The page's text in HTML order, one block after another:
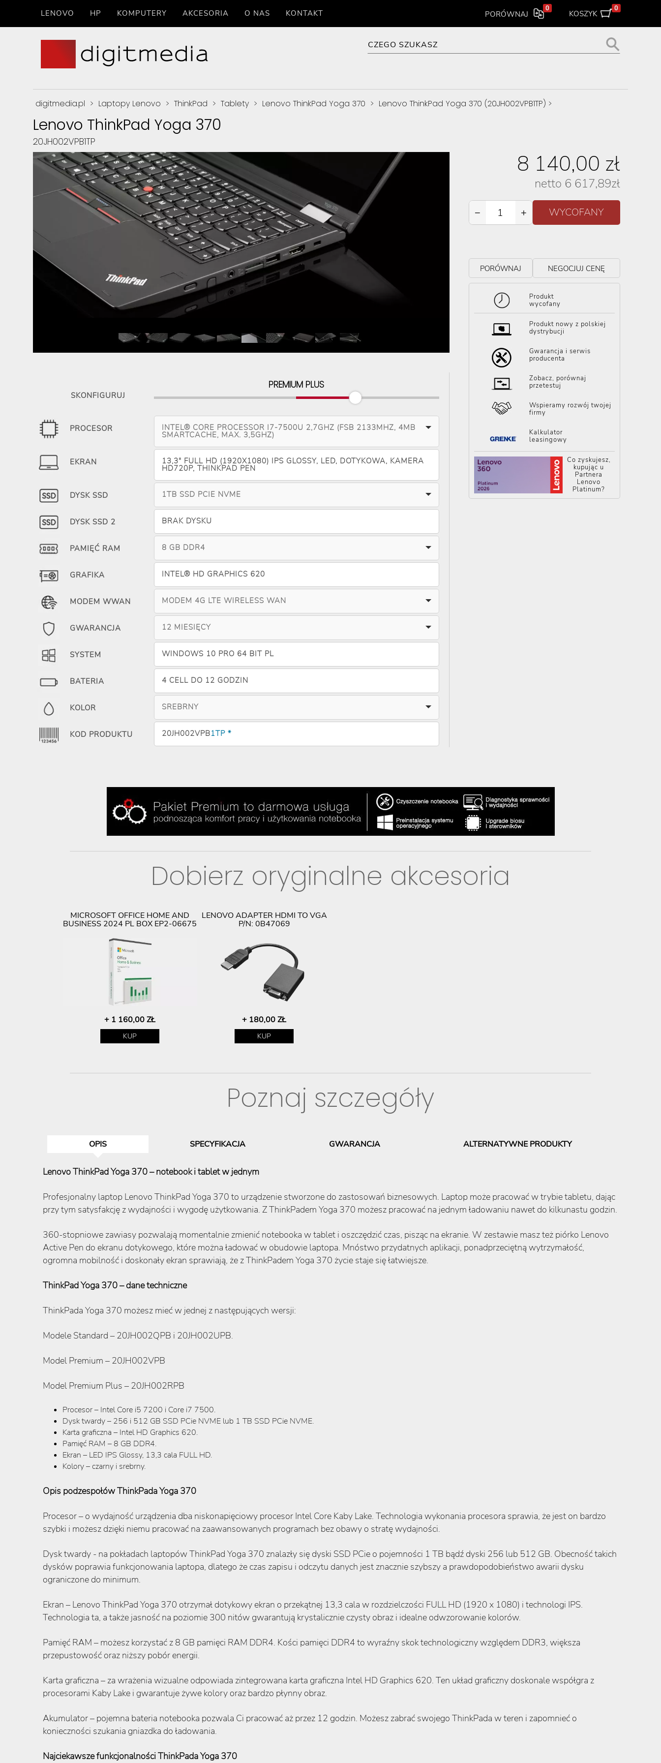
LENOVO HP KOMPUTERY AKCESORIA O NAS KONTAKT PORÓWNAJ
0
KOSZYK
0
digitmedia.pl > Laptopy Lenovo > ThinkPad > Tablety > Lenovo ThinkPad Yoga 370 > Lenovo ThinkPad Yoga 370 (20JH002VPB1TP) >
Lenovo ThinkPad Yoga 370
20JH002VPB1TP
8 140,00 zł
netto 6 617,89zł
− +
PORÓWNAJ NEGOCJUJ CENĘ
Produkt
wycofany
Produkt nowy z polskiej
dystrybucji
Gwarancja i serwis
producenta
Zobacz, porównaj
przetestuj
Wspieramy rozwój twojej
firmy
Kalkulator
leasingowy
Co zyskujesz,
kupując u
Partnera
Lenovo
Platinum?
SKONFIGURUJ
PREMIUM PLUS
PROCESOR INTEL® CORE PROCESSOR I7-7500U 2,7GHZ (FSB 2133MHZ, 4MB
SMARTCACHE, MAX. 3,5GHZ)
EKRAN 13,3" FULL HD (1920X1080) IPS GLOSSY, LED, DOTYKOWA, KAMERA
HD720P, THINKPAD PEN
DYSK SSD 1TB SSD PCIE NVME
DYSK SSD 2 BRAK DYSKU
PAMIĘĆ RAM 8 GB DDR4
GRAFIKA INTEL® HD GRAPHICS 620
MODEM WWAN MODEM 4G LTE WIRELESS WAN
GWARANCJA 12 MIESIĘCY
SYSTEM WINDOWS 10 PRO 64 BIT PL
BATERIA 4 CELL DO 12 GODZIN
KOLOR SREBRNY
KOD PRODUKTU 20JH002VPB1TP *
Dobierz oryginalne akcesoria
MICROSOFT OFFICE HOME AND
BUSINESS 2024 PL BOX EP2-06675
+ 1 160,00 ZŁ
KUP
LENOVO ADAPTER HDMI TO VGA
P/N: 0B47069
+ 180,00 ZŁ
KUP
Poznaj szczegóły
OPIS SPECYFIKACJA GWARANCJA ALTERNATYWNE PRODUKTY
Lenovo ThinkPad Yoga 370 – notebook i tablet w jednym
Profesjonalny laptop Lenovo ThinkPad Yoga 370 to urządzenie stworzone do zastosowań biznesowych. Laptop może pracować w trybie tabletu, dając
przy tym satysfakcję z wydajności i wygodę użytkowania. Z ThinkPadem Yoga 370 możesz pracować na jednym ładowaniu nawet do kilkunastu godzin.
360-stopniowe zawiasy pozwalają momentalnie zmienić notebooka w tablet i oszczędzić czas, pisząc na ekranie. W zestawie masz też piórko Lenovo
Active Pen do ekranu dotykowego, które można ładować w obudowie laptopa. Mnóstwo przydatnych aplikacji, ponadprzeciętną wytrzymałość,
ogromna mobilność i doskonały ekran sprawiają, że z ThinkPadem Yoga 370 życie staje się łatwiejsze.
ThinkPad Yoga 370 – dane techniczne
ThinkPada Yoga 370 możesz mieć w jednej z następujących wersji:
Modele Standard – 20JH002QPB i 20JH002UPB.
Model Premium – 20JH002VPB
Model Premium Plus – 20JH002RPB
Procesor – Intel Core i5 7200 i Core i7 7500.
Dysk twardy – 256 i 512 GB SSD PCie NVME lub 1 TB SSD PCie NVME.
Karta graficzna – Intel HD Graphics 620.
Pamięć RAM – 8 GB DDR4.
Ekran – LED IPS Glossy, 13,3 cala FULL HD.
Kolory – czarny i srebrny.
Opis podzespołów ThinkPada Yoga 370
Procesor – o wydajność urządzenia dba niskonapięciowy procesor Intel Core Kaby Lake. Technologia wykonania procesora sprawia, że jest on bardzo
szybki i możesz dzięki niemu pracować na zaawansowanych programach bez obawy o stratę wydajności.
Dysk twardy - na pokładach laptopów ThinkPad Yoga 370 znalazły się dyski SSD PCie o pojemności 1 TB bądź dyski 256 lub 512 GB. Obecność takich
dysków poprawia funkcjonowania laptopa, dlatego że czas zapisu i odczytu danych jest znacznie szybszy a prawdopodobieństwo awarii dysku
ograniczone do minimum.
Ekran – Lenovo ThinkPad Yoga 370 otrzymał dotykowy ekran o przekątnej 13,3 cala w rozdzielczości FULL HD (1920 x 1080) i technologi IPS.
Technologia ta, a także jasność na poziomie 300 nitów gwarantują krystalicznie czysty obraz i idealne odwzorowanie kolorów.
Pamięć RAM – możesz korzystać z 8 GB pamięci RAM DDR4. Kości pamięci DDR4 to wyraźny skok technologiczny względem DDR3, większa
przepustowość oraz niższy pobór energii.
Karta graficzna – za wrażenia wizualne odpowiada zintegrowana karta graficzna Intel HD Graphics 620. Ten układ graficzny doskonale współgra z
procesorami Kaby Lake i gwarantuje żywe kolory oraz bardzo płynny obraz.
Akumulator – pojemna bateria notebooka pozwala Ci pracować aż przez 12 godzin. Możesz zabrać swojego ThinkPada w teren i zapomnieć o
konieczności szukania gniazdka do ładowania.
Najciekawsze funkcjonalności ThinkPada Yoga 370